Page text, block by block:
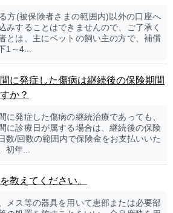
方(被保険者さまの範囲内)以外の口座へ
みすることはできませんので、ご了承く
とは、主にペットの飼い主の方で、補償
1～4...
に発症した傷病は継続後の保険期間
か？
に発症した傷病の継続治療であっても、
に診療日が属する場合は、継続後の保険
数/回数の範囲内で保険金をお支払いいた
初年...
教えてください。
メス等の器具を用いて患部または必要部